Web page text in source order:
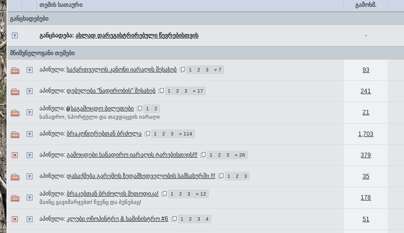
თემის სათაური გამოხმ.
განცხადებები
განცხადება:ახლად დარეგისტრირებული წევრებისთვის -
მნიშვნელოვანი თემები
აპინული:საქართველოს კანონი იარაღის შესახებ 1 2 3 » 7 93
აპინული:დებულება "ნადირობის" შესახებ 1 2 3 » 17 241
აპინული: საგამოცდო ბილეთები 1 2
სანადრო, სპორტული და თავდაცვის იარაღი
21
აპინული:ბრაკონიერებთან ბრძოლა 1 2 3 » 114 1,703
აპინული:გამოცდები სანადირო იარაღის ტარებისთვის!!! 1 2 3 » 26 379
აპინული:დასაქმება გარემოს ზედამხედველობის სამსახურში !!! 1 2 3 35
აპინული:ბრაკებთან ბრძოლის მეთოდიკა! 1 2 3 » 12
მაინც გავიმარჯებთ! ჩვენც და ბუნებაც!
178
აპინული:კლუბი ოჩოპინტრე & სამინისტრო #6 1 2 3 4 51